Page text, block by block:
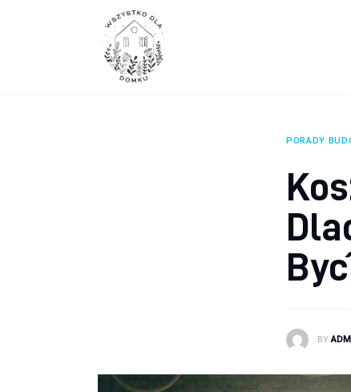
Wyposażenie wnętrz
PORADY
BY